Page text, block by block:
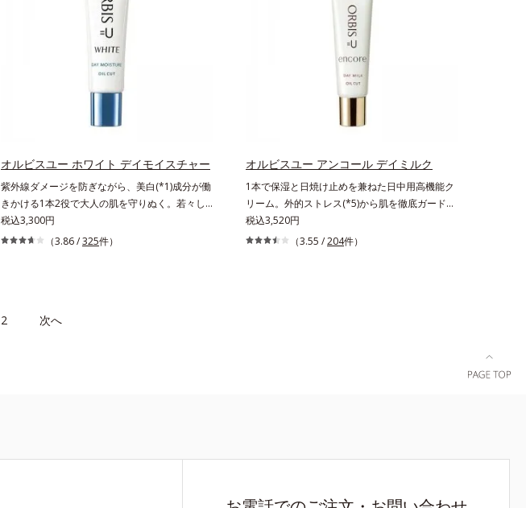
じみがアップします。週に2～3回、洗顔後にま
ろやかな感触のミルクでやさしくふき取るだけ
で、ごわつきのない、みずみずしいやわ肌を実現
取り、やわらかい肌を保つこと。
キビを予防します。【ご使用ステップ】洗顔の
後、化粧水の前にお使いいただく先行型美容液で
す。※敏感肌対象パッチテスト済（すべての人に
皮膚刺激がおきないというわけではありません）
※アレルギーテスト済＝全ての方にアレルギーが
おきないということではありません※ノンコメド
ジェニックテスト済＝すべての人にコメド（ニキ
ビのもと）ができないというわけではありません
オルビスユー ホワイト デイモイスチャー
紫外線ダメージを防ぎながら、美白(*1)成分が働
きかける1本2役で大人の肌を守りぬく。若々し
く透明感のある美肌を構成する要素と、年齢肌
(*2)のメラニン生成にアプローチして、明るくな
がちな年齢肌の“メラニンメタボ(*3)”にアプロー
税込3,300円
（3.86 /325件）
オルビスユー アンコール デイミルク
1本で保湿と日焼け止めを兼ねた日中用高機能ク
リーム。外的ストレス(*5)から肌を徹底ガード。
諦めかけていたハリ不足、うるおい低下に先端科
学ケア(*1)でアプローチするエイジングケア(*2)
Daily New Approach*4 HSP含有酵母エキス＝保
税込3,520円
（3.55 /204件）
2 次へ